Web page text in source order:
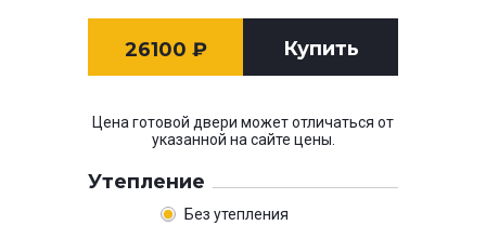
26100 ₽ Купить
Цена готовой двери может отличаться от
указанной на сайте цены.
Утепление
Без утепления